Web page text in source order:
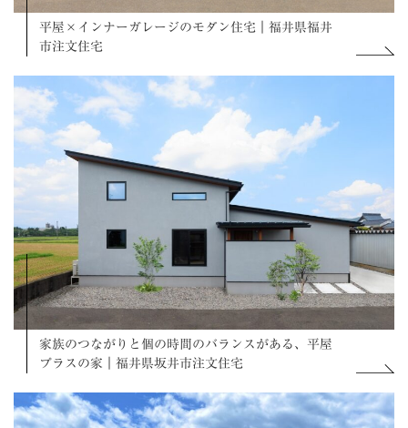
平屋×インナーガレージのモダン住宅｜福井県福井
市注文住宅
家族のつながりと個の時間のバランスがある、平屋
プラスの家｜福井県坂井市注文住宅